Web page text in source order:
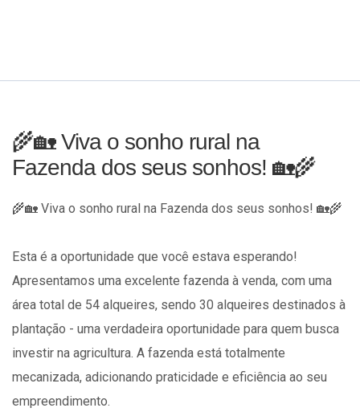
🌾🏡 Viva o sonho rural na
Fazenda dos seus sonhos! 🏡🌾
🌾🏡 Viva o sonho rural na Fazenda dos seus sonhos! 🏡🌾
Esta é a oportunidade que você estava esperando!
Apresentamos uma excelente fazenda à venda, com uma
área total de 54 alqueires, sendo 30 alqueires destinados à
plantação - uma verdadeira oportunidade para quem busca
investir na agricultura. A fazenda está totalmente
mecanizada, adicionando praticidade e eficiência ao seu
empreendimento.